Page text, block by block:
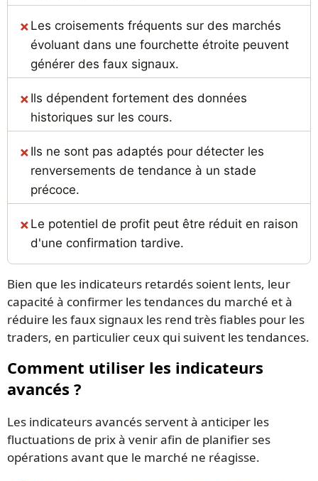
Les croisements fréquents sur des marchés
évoluant dans une fourchette étroite peuvent
générer des faux signaux.
Ils dépendent fortement des données
historiques sur les cours.
Ils ne sont pas adaptés pour détecter les
renversements de tendance à un stade
précoce.
Le potentiel de profit peut être réduit en raison
d'une confirmation tardive.
Bien que les indicateurs retardés soient lents, leur
capacité à confirmer les tendances du marché et à
réduire les faux signaux les rend très fiables pour les
traders, en particulier ceux qui suivent les tendances.
Comment utiliser les indicateurs
avancés ?
Les indicateurs avancés servent à anticiper les
fluctuations de prix à venir afin de planifier ses
opérations avant que le marché ne réagisse.